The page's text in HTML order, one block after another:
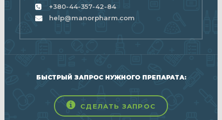
+380-44-357-42-84
help@manorpharm.com
БЫСТРЫЙ ЗАПРОС НУЖНОГО ПРЕПАРАТА:
СДЕЛАТЬ ЗАПРОС